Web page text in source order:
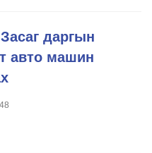
даргын
авто машин